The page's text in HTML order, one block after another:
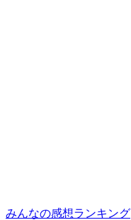
みんなの感想ランキング